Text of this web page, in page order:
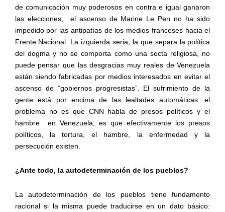
de comunicación muy poderosos en contra e igual ganaron
las elecciones;
el ascenso de Marine Le Pen no ha sido
impedido por las antipatías de los medios franceses hacia el
Frente Nacional. La izquierda seria, la que separa la política
del dogma y no se comporta como una secta religiosa, no
puede pensar que las desgracias muy reales de Venezuela
están siendo fabricadas por medios interesados en evitar el
ascenso de “gobiernos progresistas”. El sufrimiento de la
gente está por encima de las lealtades automáticas: el
problema no es que CNN habla de presos políticos y el
hambre
en Venezuela, es que efectivamente los presos
políticos, la tortura, el hambre, la enfermedad y la
persecución existen.
¿Ante todo, la autodeterminación de los pueblos?
La autodeterminación de los pueblos tiene fundamento
racional si la misma puede traducirse en un dato básico: